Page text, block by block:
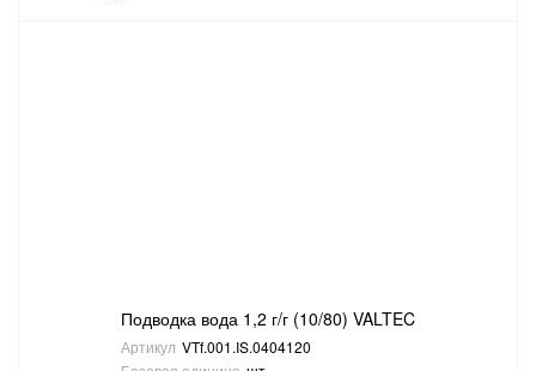
Подводка вода 1,2 г/г (10/80) VALTEC
Артикул VTf.001.IS.0404120